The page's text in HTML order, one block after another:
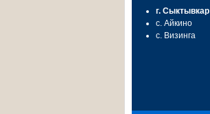
г. Сыктывкар
с. Айкино
с. Визинга